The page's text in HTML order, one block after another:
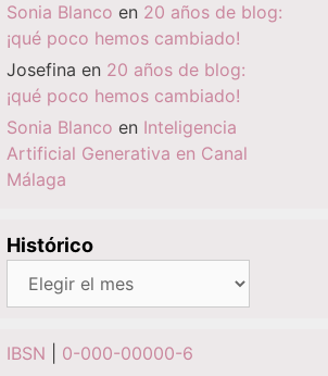
Sonia Blanco en 20 años de blog:
¡qué poco hemos cambiado!
Josefina en 20 años de blog:
¡qué poco hemos cambiado!
Sonia Blanco en Inteligencia
Artificial Generativa en Canal
Málaga
Histórico
Histórico
IBSN 0-000-00000-6